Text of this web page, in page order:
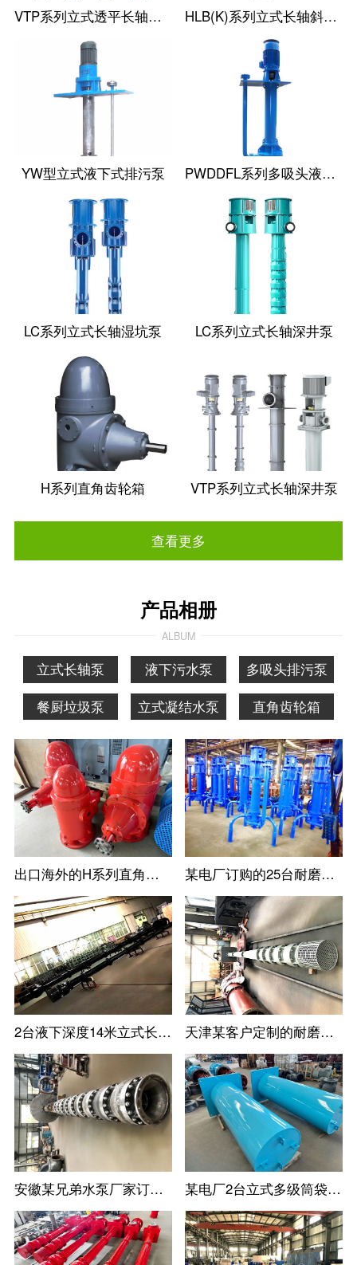
VTP系列立式透平长轴泵(国外使用) HLB(K)系列立式长轴斜流透平泵
YW型立式液下式排污泵 PWDDFL系列多吸头液下排污泵
LC系列立式长轴湿坑泵 LC系列立式长轴深井泵
H系列直角齿轮箱 VTP系列立式长轴深井泵
查看更多
产品相册
ALBUM
立式长轴泵 液下污水泵
多吸头排污泵
餐厨垃圾泵
立式凝结水泵 直角齿轮箱
出口海外的H系列直角齿轮箱 某电厂订购的25台耐磨立式防淤多吸头排污水泵
2台液下深度14米立式长轴泵--长沙某水泵厂家定制 天津某客户定制的耐磨耐腐蚀立式长轴泵
安徽某兄弟水泵厂家订购的高扬程立式长轴泵 某电厂2台立式多级筒袋式凝结水泵(小机凝结水泵)